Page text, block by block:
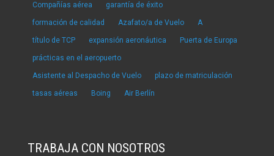
Compañías aérea garantía de éxito
formación de calidad Azafato/a de Vuelo A
título de TCP expansión aeronáutica Puerta de Europa
prácticas en el aeropuerto
Asistente al Despacho de Vuelo plazo de matriculación
tasas aéreas Boing Air Berlín
TRABAJA CON NOSOTROS